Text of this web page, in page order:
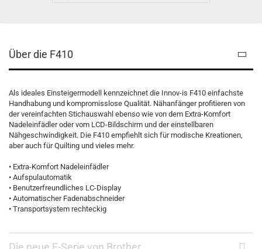
Über die F410
Als ideales Einsteigermodell kennzeichnet die Innov-is F410 einfachste
Handhabung und kompromisslose Qualität. Nähanfänger profitieren von
der vereinfachten Stichauswahl ebenso wie von dem Extra-Komfort
Nadeleinfädler oder vom LCD-Bildschirm und der einstellbaren
Nähgeschwindigkeit. Die F410 empfiehlt sich für modische Kreationen,
aber auch für Quilting und vieles mehr.
• Extra-Komfort Nadeleinfädler
• Aufspulautomatik
• Benutzerfreundliches LC-Display
• Automatischer Fadenabschneider
• Transportsystem rechteckig